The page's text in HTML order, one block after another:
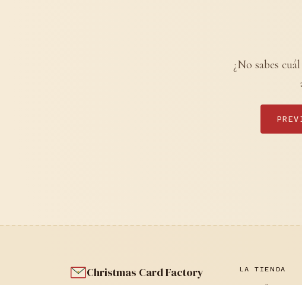
¿No sabes
Christmas Card Factory LA TIENDA